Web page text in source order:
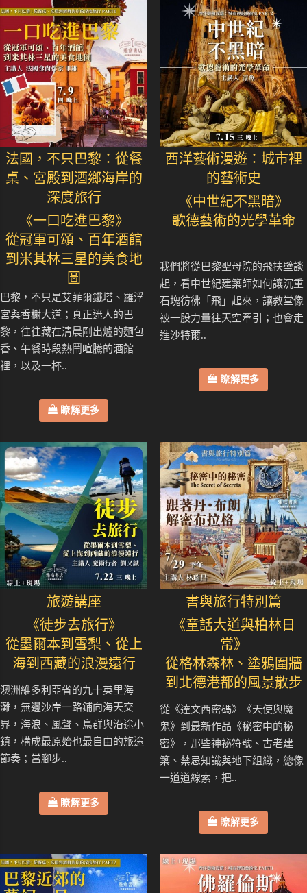
法國，不只巴黎：從餐
桌、宮殿到酒鄉海岸的
深度旅行
《一口吃進巴黎》
從冠軍可頌、百年酒館
到米其林三星的美食地
圖
巴黎，不只是艾菲爾鐵塔、羅浮
宮與香榭大道；真正迷人的巴
黎，往往藏在清晨剛出爐的麵包
香、午餐時段熱鬧喧騰的酒館
裡，以及一杯..
瞭解更多
西洋藝術漫遊：城市裡
的藝術史
《中世紀不黑暗》
歌德藝術的光學革命
我們將從巴黎聖母院的飛扶壁談
起，看中世紀建築師如何讓沉重
石塊彷彿「飛」起來，讓教堂像
被一股力量往天空牽引；也會走
進沙特爾..
瞭解更多
旅遊講座
《徒步去旅行》
從墨爾本到雪梨、從上
海到西藏的浪漫遠行
澳洲維多利亞省的九十英里海
灘，無邊沙岸一路鋪向海天交
界，海浪、風聲、鳥群與沿途小
鎮，構成最原始也最自由的旅途
節奏；當腳步..
瞭解更多
書與旅行特別篇
《童話大道與柏林日
常》
從格林森林、塗鴉圍牆
到北德港都的風景散步
從《達文西密碼》《天使與魔
鬼》到最新作品《秘密中的秘
密》，那些神祕符號、古老建
築、禁忌知識與地下組織，總像
一道道線索，把..
瞭解更多